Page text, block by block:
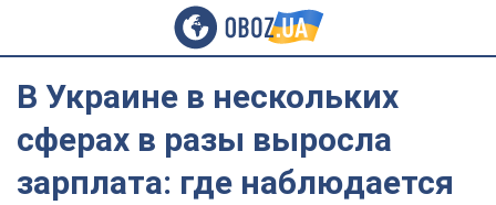
В Украине в нескольких
сферах в разы выросла
зарплата: где наблюдается